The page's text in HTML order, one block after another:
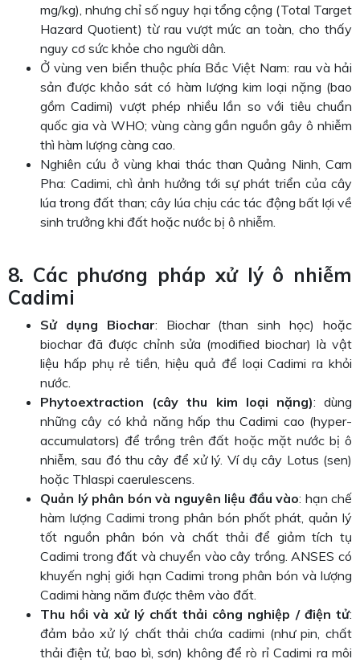
mg/kg), nhưng chỉ số nguy hại tổng cộng (Total Target
Hazard Quotient) từ rau vượt mức an toàn, cho thấy
nguy cơ sức khỏe cho người dân.
Ở vùng ven biển thuộc phía Bắc Việt Nam: rau và hải
sản được khảo sát có hàm lượng kim loại nặng (bao
gồm Cadimi) vượt phép nhiều lần so với tiêu chuẩn
quốc gia và WHO; vùng càng gần nguồn gây ô nhiễm
thì hàm lượng càng cao.
Nghiên cứu ở vùng khai thác than Quảng Ninh, Cam
Pha: Cadimi, chì ảnh hưởng tới sự phát triển của cây
lúa trong đất than; cây lúa chịu các tác động bất lợi về
sinh trưởng khi đất hoặc nước bị ô nhiễm.
8. Các phương pháp xử lý ô nhiễm
Cadimi
Sử dụng Biochar: Biochar (than sinh học) hoặc
biochar đã được chỉnh sửa (modified biochar) là vật
liệu hấp phụ rẻ tiền, hiệu quả để loại Cadimi ra khỏi
nước.
Phytoextraction (cây thu kim loại nặng): dùng
những cây có khả năng hấp thu Cadimi cao (hyper-
accumulators) để trồng trên đất hoặc mặt nước bị ô
nhiễm, sau đó thu cây để xử lý. Ví dụ cây Lotus (sen)
hoặc Thlaspi caerulescens.
Quản lý phân bón và nguyên liệu đầu vào: hạn chế
hàm lượng Cadimi trong phân bón phốt phát, quản lý
tốt nguồn phân bón và chất thải để giảm tích tụ
Cadimi trong đất và chuyển vào cây trồng. ANSES có
khuyến nghị giới hạn Cadimi trong phân bón và lượng
Cadimi hàng năm được thêm vào đất.
Thu hồi và xử lý chất thải công nghiệp / điện tử:
đảm bảo xử lý chất thải chứa cadimi (như pin, chất
thải điện tử, bao bì, sơn) không để rò rỉ Cadimi ra môi